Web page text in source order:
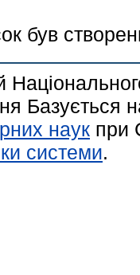
був
Базується
наук при
системи.